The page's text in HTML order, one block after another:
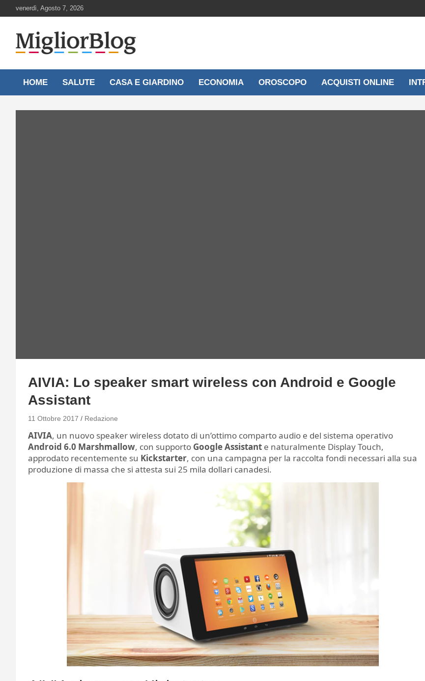
to
venerdì, Agosto 7, 2026
MigliorBlog.it
HOME SALUTE CASA E GIARDINO ECONOMIA OROSCOPO ACQUISTI ONLINE
AIVIA: Lo speaker smart wireless con Android e Google
Assistant
11 Ottobre 2017 Redazione
AIVIA, un nuovo speaker wireless dotato di un’ottimo comparto audio e del sistema operativo
Android 6.0 Marshmallow, con supporto Google Assistant e naturalmente Display Touch,
approdato recentemente su Kickstarter, con una campagna per la raccolta fondi necessari alla sua
produzione di massa che si attesta sui 25 mila dollari canadesi.